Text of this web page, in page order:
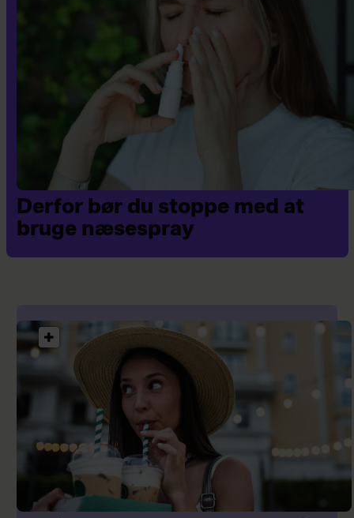
Derfor bør du stoppe med at
bruge næsespray